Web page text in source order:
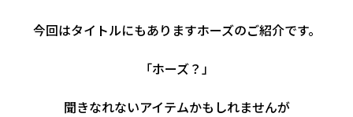
今回はタイトルにもありますホーズのご紹介です。
「ホーズ？」
聞きなれないアイテムかもしれませんが